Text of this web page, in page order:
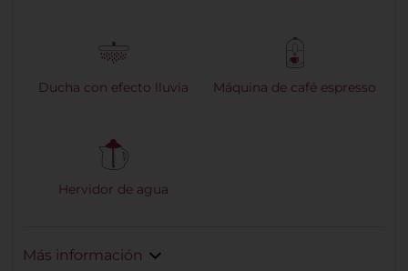
Ducha con efecto lluvia Máquina de café espresso
Hervidor de agua
Más información